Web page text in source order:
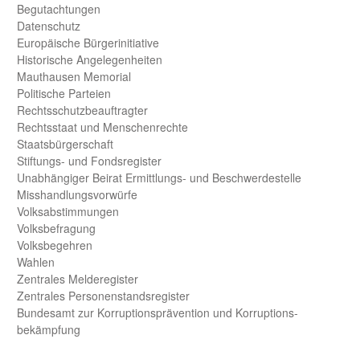
Begut­achtungen
Daten­schutz
Europäische Bürger­initiative
Historische Angelegen­heiten
Mauthausen Memorial
Politische Parteien
Rechts­schutz­beauftragter
Rechts­staat und Menschen­rechte
Staats­bürger­schaft
Stiftungs- und Fonds­register
Unab­hängiger Beirat Ermittlungs- und Beschwerde­stelle
Misshandlungs­vorwürfe
Volks­abstimmungen
Volks­befragung
Volks­begehren
Wahlen
Zentrales Melde­register
Zentrales Personen­stands­register
Bundes­amt zur Korrup­tions­prävention und Korrup­tions­
bekämpfung